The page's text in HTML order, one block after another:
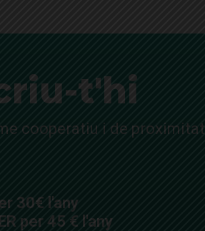
t'hi
cooperatiu i de proximitat
30€ l'any
per 45 € l'any